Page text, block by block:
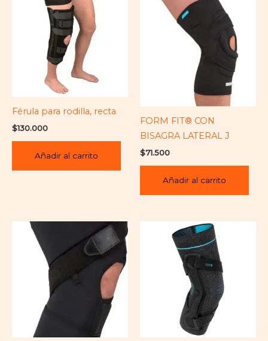
Férula para rodilla, recta
$130.000
Añadir al carrito
FORM FIT® CON
BISAGRA LATERAL J
$71.500
Añadir al carrito